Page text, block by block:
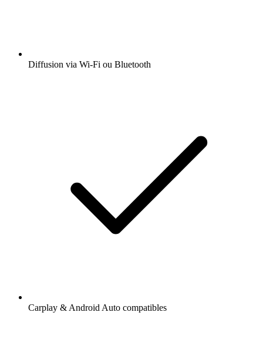
Diffusion via Wi-Fi ou Bluetooth
Carplay & Android Auto compatibles